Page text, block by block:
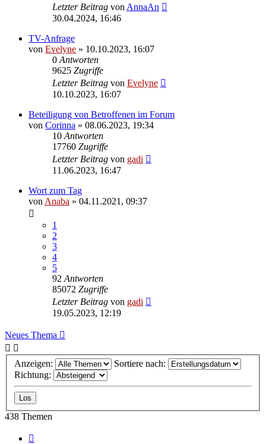
Letzter Beitrag von AnnaAn
30.04.2024, 16:46
TV-Anfrage
von Evelyne » 10.10.2023, 16:07
0 Antworten
9625 Zugriffe
Letzter Beitrag von Evelyne
10.10.2023, 16:07
Beteiligung von Betroffenen im Forum
von Corinna » 08.06.2023, 19:34
10 Antworten
17760 Zugriffe
Letzter Beitrag von gadi
11.06.2023, 16:47
Wort zum Tag
von Anaba » 04.11.2021, 09:37
1
2
3
4
5
92 Antworten
85072 Zugriffe
Letzter Beitrag von gadi
19.05.2023, 12:19
Neues Thema
Anzeigen:
Sortiere nach:
Richtung:
438 Themen